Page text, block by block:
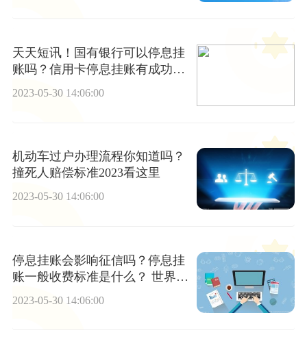
天天短讯！国有银行可以停息挂
账吗？信用卡停息挂账有成功的
吗?
2023-05-30 14:06:00
机动车过户办理流程你知道吗？
撞死人赔偿标准2023看这里
2023-05-30 14:06:00
停息挂账会影响征信吗？停息挂
账一般收费标准是什么？ 世界时
2023-05-30 14:06:00